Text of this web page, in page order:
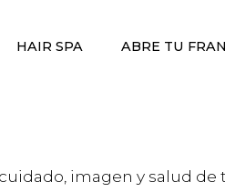
HAIR SPA ABRE TU
imagen y salud de